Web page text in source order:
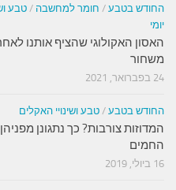
החודש בטבע / חומר למחשבה /טבע
יומי
האסון האקולוגי שהציף אותנו
משחור
24 בפברואר, 2021
החודש בטבע / טבע ושינויי האקלים
המדוזות צורבות? כך נתגונן
החמים
16 ביולי, 2019